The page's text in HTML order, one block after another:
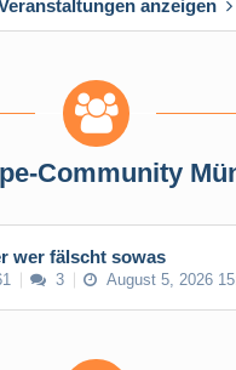
anzeigen
Community
wer fälscht sowas
3 August 5, 2026